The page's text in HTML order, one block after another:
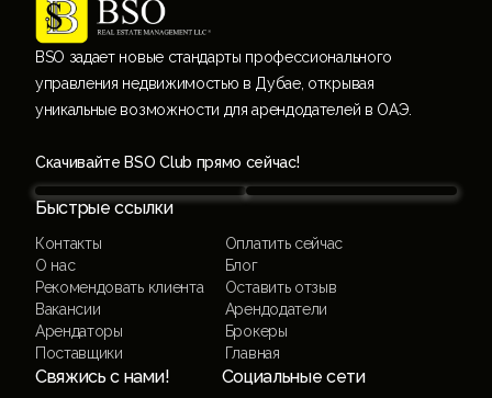
BSO задает новые стандарты профессионального
управления недвижимостью в Дубае, открывая
уникальные возможности для арендодателей в ОАЭ.
Скачивайте BSO Club прямо сейчас!
Быстрые ссылки
Контакты
Оплатить сейчас
О нас
Блог
Рекомендовать клиента
Оставить отзыв
Вакансии
Арендодатели
Арендаторы
Брокеры
Поставщики
Главная
Свяжись с нами! Социальные сети